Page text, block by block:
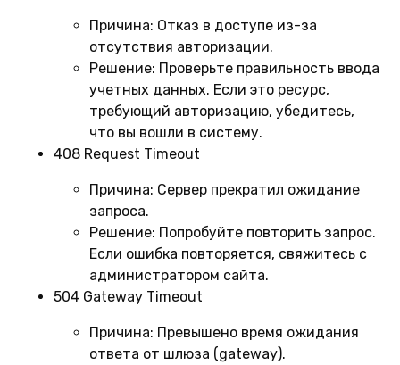
Причина: Отказ в доступе из-за
отсутствия авторизации.
Решение: Проверьте правильность ввода
учетных данных. Если это ресурс,
требующий авторизацию, убедитесь,
что вы вошли в систему.
408 Request Timeout
Причина: Сервер прекратил ожидание
запроса.
Решение: Попробуйте повторить запрос.
Если ошибка повторяется, свяжитесь с
администратором сайта.
504 Gateway Timeout
Причина: Превышено время ожидания
ответа от шлюза (gateway).